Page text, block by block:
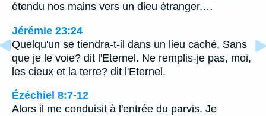
étendu nos mains vers un dieu étranger,…
Jérémie 23:24
Quelqu'un se tiendra-t-il dans un lieu caché, Sans
que je le voie? dit l'Eternel. Ne remplis-je pas, moi,
les cieux et la terre? dit l'Eternel.
Ézéchiel 8:7-12
Alors il me conduisit à l'entrée du parvis. Je